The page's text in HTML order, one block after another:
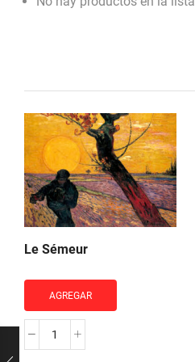
Le Sémeur
AGREGAR
Le